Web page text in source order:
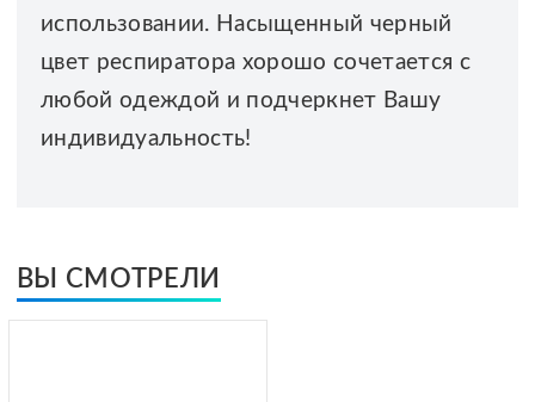
использовании. Насыщенный черный
цвет респиратора хорошо сочетается с
любой одеждой и подчеркнет Вашу
индивидуальность!
ВЫ СМОТРЕЛИ